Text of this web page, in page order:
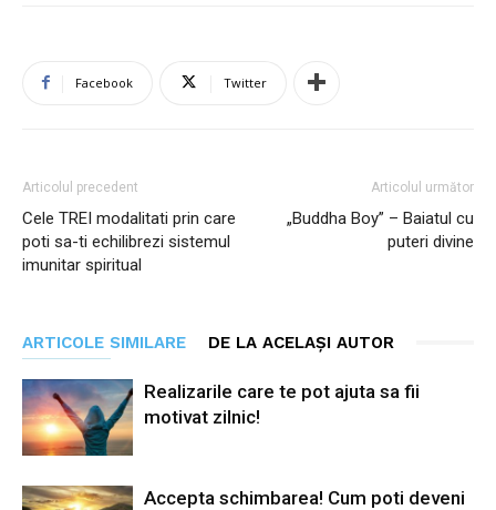
Facebook Twitter
Articolul precedent
Cele TREI modalitati prin care
poti sa-ti echilibrezi sistemul
imunitar spiritual
Articolul următor
„Buddha Boy” – Baiatul cu
puteri divine
ARTICOLE SIMILARE DE LA ACELAȘI AUTOR
Realizarile care te pot ajuta sa fii
motivat zilnic!
Accepta schimbarea! Cum poti deveni